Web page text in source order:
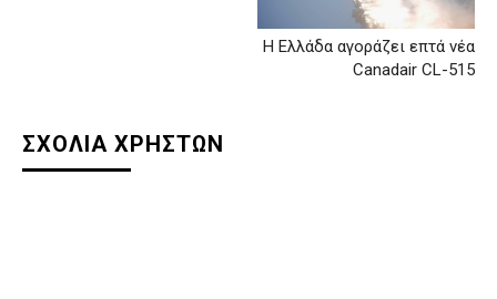
Η Ελλάδα αγοράζει επτά νέα
Canadair CL-515
ΣΧΟΛΙΑ ΧΡΗΣΤΩΝ